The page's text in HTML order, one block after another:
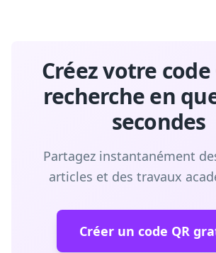
Créez votre code
recherche en
secondes
Partagez instantanément
articles et des travaux
Créer un code QR